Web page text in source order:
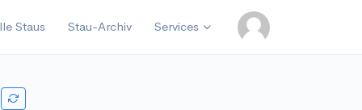
Staus Stau-Archiv Services